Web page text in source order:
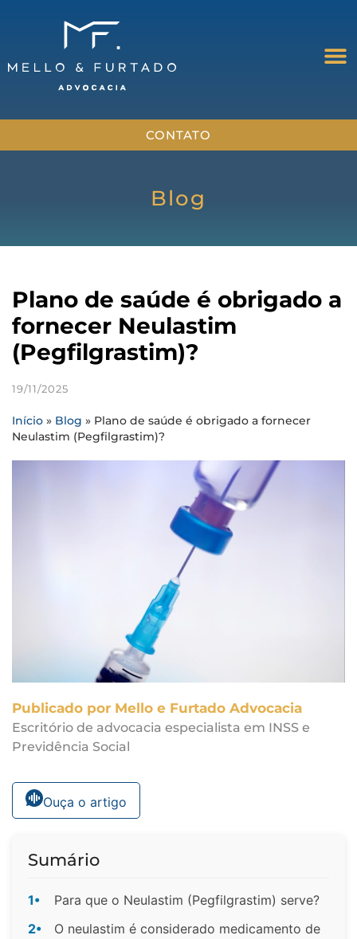
CONTATO
Blog
Plano de saúde é obrigado a
fornecer Neulastim
(Pegfilgrastim)?
19/11/2025
Início » Blog » Plano de saúde é obrigado a fornecer
Neulastim (Pegfilgrastim)?
Publicado por Mello e Furtado Advocacia
Escritório de advocacia especialista em INSS e
Previdência Social
Ouça o artigo
Sumário
1•
Para que o Neulastim (Pegfilgrastim) serve?
2•
O neulastim é considerado medicamento de